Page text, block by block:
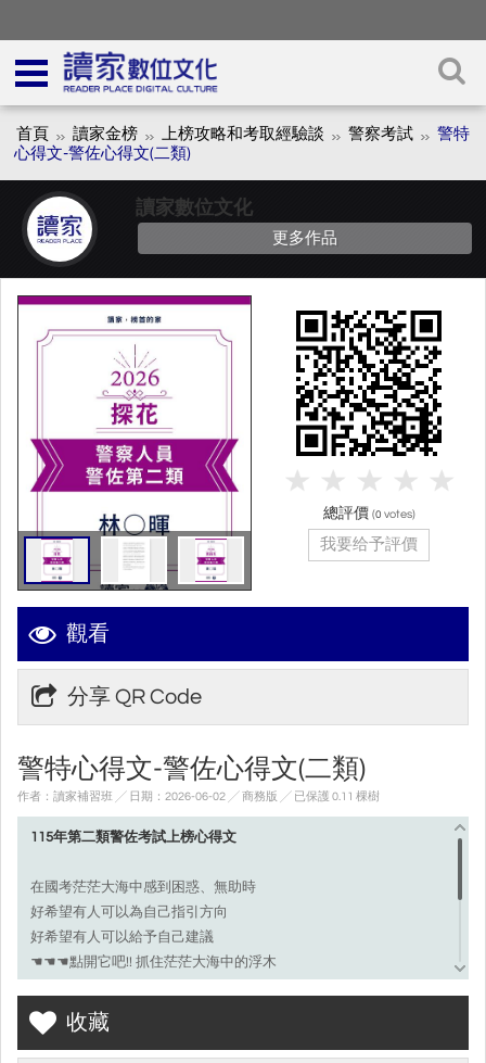
首頁 讀家金榜 上榜攻略和考取經驗談 警察考試
警特
心得文-警佐心得文(二類)
讀家數位文化
更多作品
觀看
分享 QR Code
警特心得文-警佐心得文(二類)
作者：讀家補習班 ╱ 日期：2026-06-02 ╱ 商務版 ╱ 已保護 0.11 棵樹
115年第二類警佐考試上榜心得文
在國考茫茫大海中感到困惑、無助時
好希望有人可以為自己指引方向
好希望有人可以給予自己建議
☚☚☚點開它吧!! 抓住茫茫大海中的浮木
\\讀家補習班 讓你國考穩如山//
收藏
總評價 (0 votes)
我要给予評價